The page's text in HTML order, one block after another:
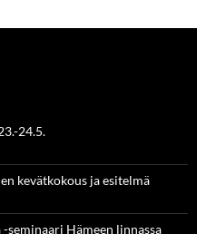
24.5.
kevätkokous ja esitelmä
seminaari Hämeen linnassa